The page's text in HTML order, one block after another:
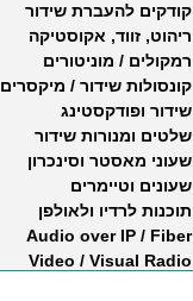
קודקים להעברת שידור
ריהוט, זווד, אקוסטיקה
רמקולים / מוניטורים
קונסולות שידור / מיקסרים
שידור ופודקסטינג
שלטים ומנורות שידור
שעוני מאסטר וסינכרון
שעונים וטיימרים
תוכנות לרדיו ולאולפן
Audio over IP / Fiber
Video / Visual Radio